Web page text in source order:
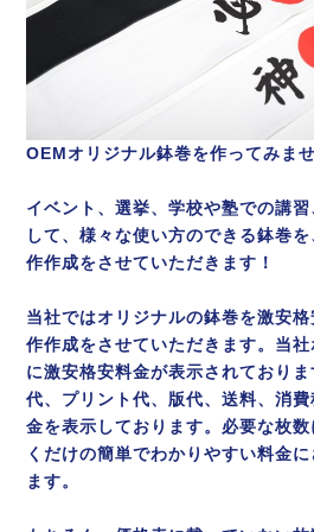
OEMオリジナル鉢巻を作ってみま
イベント、選挙、学校や塾での講
して、様々な使い方のできる鉢巻
作作成をさせていただきます！
当社ではオリジナルの鉢巻を激安
作作成をさせていただきます。当
に激安格安料金が表示されており
代、プリント代、版代、送料、消
金を表示しております。必要な枚
くだけの簡単でわかりやすい料金
ます。